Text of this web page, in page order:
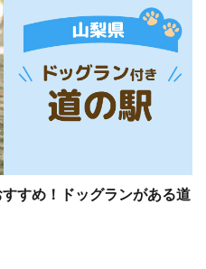
すめ！ドッグランがある道